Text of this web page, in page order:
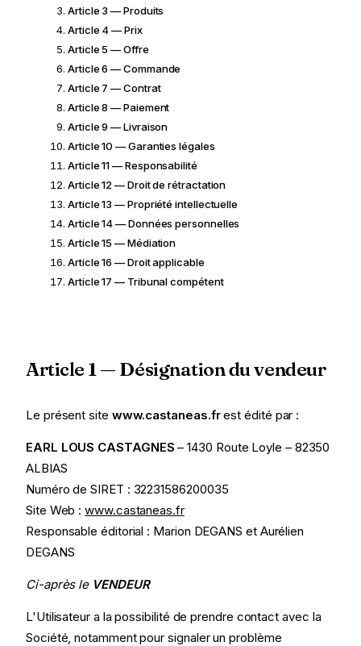
Article 3 — Produits
Article 4 — Prix
Article 5 — Offre
Article 6 — Commande
Article 7 — Contrat
Article 8 — Paiement
Article 9 — Livraison
Article 10 — Garanties légales
Article 11 — Responsabilité
Article 12 — Droit de rétractation
Article 13 — Propriété intellectuelle
Article 14 — Données personnelles
Article 15 — Médiation
Article 16 — Droit applicable
Article 17 — Tribunal compétent
Article 1 — Désignation du vendeur
Le présent site www.castaneas.frest édité par :
EARL LOUS CASTAGNES – 1430 Route Loyle – 82350
ALBIAS
Numéro de SIRET : 32231586200035
Site Web :www.castaneas.fr
Responsable éditorial : Marion DEGANS et Aurélien
DEGANS
Ci-après le VENDEUR
L'Utilisateur a la possibilité de prendre contact avec la
Société, notamment pour signaler un problème